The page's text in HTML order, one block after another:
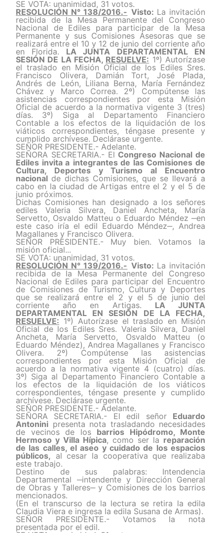
SE VOTA: unanimidad, 31 votos.
RESOLUCIÓN N° 138/2016.- Visto: La invitación
recibida de la Mesa Permanente del Congreso
Nacional de Ediles para participar de la Mesa
Permanente y sus Comisiones Asesoras que se
realizará entre el 10 y 12 de junio del corriente año
en Florida. LA JUNTA DEPARTAMENTAL EN
SESIÓN DE LA FECHA, RESUELVE: 1º) Autorízase
el traslado en Misión Oficial de los Ediles Sres.
Francisco Olivera, Damián Tort, José Plada,
Andrés de León, Liliana Berna, María Fernández
Chávez y Marco Correa. 2º) Compútense las
asistencias correspondientes por esta Misión
Oficial de acuerdo a la normativa vigente 3 (tres)
días. 3º) Siga al Departamento Financiero
Contable a los efectos de la liquidación de los
viáticos correspondientes, téngase presente y
cumplido archívese. Declárase urgente.
SEÑOR PRESIDENTE.- Adelante.
SEÑORA SECRETARIA.- El Congreso Nacional de
Ediles invita a integrantes de las Comisiones de
Cultura, Deportes y Turismo al Encuentro
nacional de dichas Comisiones, que se llevará a
cabo en la ciudad de Artigas entre el 2 y el 5 de
junio próximos.
Dichas Comisiones han designado a los señores
ediles Valeria Silvera, Daniel Ancheta, María
Servetto, Osvaldo Matteu o Eduardo Méndez ‒en
este caso iría el edil Eduardo Méndez‒, Andrea
Magallanes y Francisco Olivera.
SEÑOR PRESIDENTE.- Muy bien. Votamos la
misión oficial...
SE VOTA: unanimidad, 31 votos.
RESOLUCIÓN N° 139/2016.- Visto: La invitación
recibida de la Mesa Permanente del Congreso
Nacional de Ediles para participar del Encuentro
de Comisiones de Turismo, Cultura y Deportes
que se realizará entre el 2 y el 5 de junio del
corriente año en Artigas. LA JUNTA
DEPARTAMENTAL EN SESIÓN DE LA FECHA,
RESUELVE: 1º) Autorízase el traslado en Misión
Oficial de los Ediles Sres. Valeria Silvera, Daniel
Ancheta, María Servetto, Osvaldo Matteu (o
Eduardo Méndez), Andrea Magallanes y Francisco
Olivera. 2º) Compútense las asistencias
correspondientes por esta Misión Oficial de
acuerdo a la normativa vigente 4 (cuatro) días.
3º) Siga al Departamento Financiero Contable a
los efectos de la liquidación de los viáticos
correspondientes, téngase presente y cumplido
archívese. Declárase urgente.
SEÑOR PRESIDENTE.- Adelante.
SEÑORA SECRETARIA.- El edil señor Eduardo
Antonini presenta nota trasladando necesidades
de vecinos de los barrios Hipódromo, Monte
Hermoso y Villa Hípica, como ser la reparación
de las calles, el aseo y cuidado de los espacios
públicos, al cesar la cooperativa que realizaba
este trabajo.
Destino de sus palabras: Intendencia
Departamental ‒intendente y Dirección General
de Obras y Talleres‒ y Comisiones de los barrios
mencionados.
(En el transcurso de la lectura se retira la edila
Claudia Viera e ingresa la edila Susana de Armas).
SEÑOR PRESIDENTE.- Votamos la nota
presentada por el edil.